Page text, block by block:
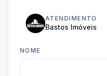
ATENDIMENTO
Bastos Imóveis
NOME